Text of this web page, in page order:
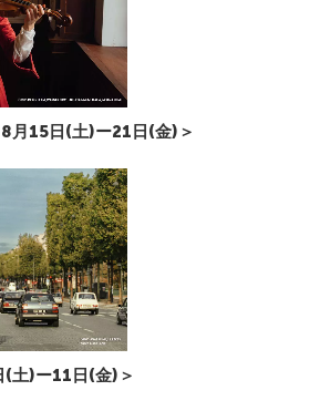
月15日(土)ー21日(金)＞
土)ー11日(金)＞